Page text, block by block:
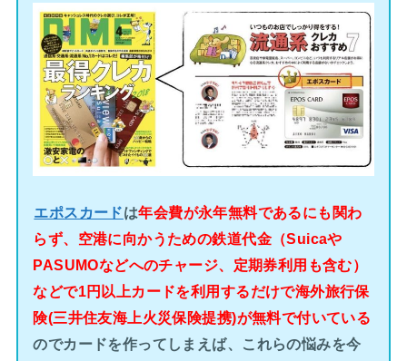
エポスカードは年会費が永年無料であるにも関わ
らず、空港に向かうための鉄道代金（Suicaや
PASUMOなどへのチャージ、定期券利用も含む）
などで1円以上カードを利用するだけで海外旅行保
険(三井住友海上火災保険提携)が無料で付いている
のでカードを作ってしまえば、これらの悩みを今